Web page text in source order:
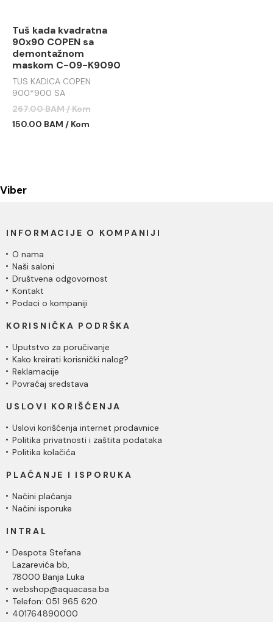
Tuš kada kvadratna
90x90 COPEN sa
demontažnom
maskom C-09-K9090
TUS KADICA COPEN
900*900 SA
DEMONTAŽNOM MASKOM
C-09-K9090
267.00 BAM / Kom
150.00 BAM / Kom
Viber
INFORMACIJE O KOMPANIJI
O nama
Naši saloni
Društvena odgovornost
Kontakt
Podaci o kompaniji
KORISNIČKA PODRŠKA
Uputstvo za poručivanje
Kako kreirati korisnički nalog?
Reklamacije
Povraćaj sredstava
USLOVI KORIŠĆENJA
Uslovi korišćenja internet prodavnice
Politika privatnosti i zaštita podataka
Politika kolačića
PLAĆANJE I ISPORUKA
Načini plaćanja
Načini isporuke
INTRAL
Despota Stefana
Lazarevića bb,
78000 Banja Luka
webshop@aquacasa.ba
Telefon: 051 965 620
401764890000